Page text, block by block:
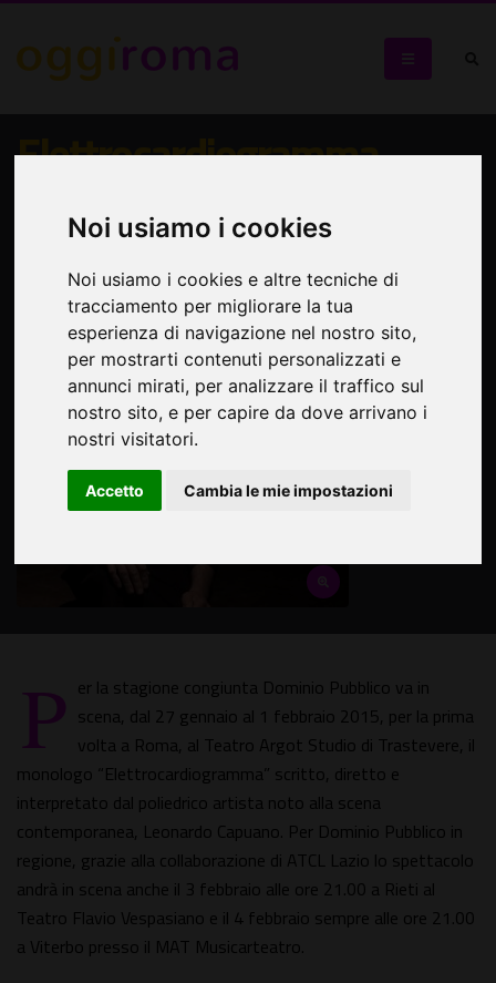
Noi usiamo i cookies
Noi usiamo i cookies e altre tecniche di
tracciamento per migliorare la tua
esperienza di navigazione nel nostro sito,
per mostrarti contenuti personalizzati e
annunci mirati, per analizzare il traffico sul
nostro sito, e per capire da dove arrivano i
nostri visitatori.
Accetto Cambia le mie impostazioni
Elettrocardiogramma
In scena a Roma per la prima volta
P er la stagione congiunta Dominio Pubblico va in
scena, dal 27 gennaio al 1 febbraio 2015, per la prima
volta a Roma, al Teatro Argot Studio di Trastevere, il
monologo “Elettrocardiogramma” scritto, diretto e
interpretato dal poliedrico artista noto alla scena
contemporanea, Leonardo Capuano. Per Dominio Pubblico in
regione, grazie alla collaborazione di ATCL Lazio lo spettacolo
andrà in scena anche il 3 febbraio alle ore 21.00 a Rieti al
Teatro Flavio Vespasiano e il 4 febbraio sempre alle ore 21.00
a Viterbo presso il MAT Musicarteatro.